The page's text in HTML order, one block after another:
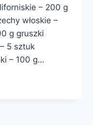
– 200 g
włoskie –
g gruszki
5 sztuk
– 100 g…